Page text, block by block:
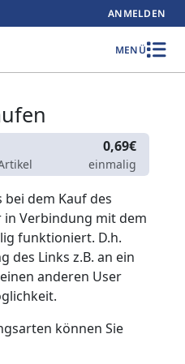
ANMELDEN
MENÜ
0,69€
einmalig
bei dem Kauf des
in Verbindung mit dem
funktioniert. D.h.
des Links z.B. an ein
anderen User
können Sie